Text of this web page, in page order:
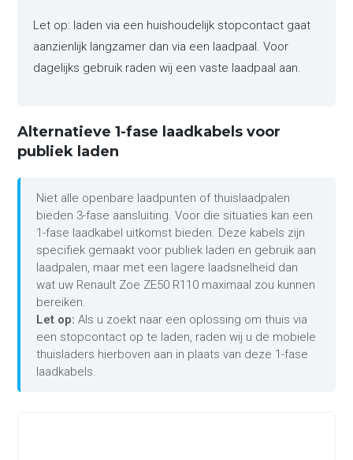
Let op: laden via een huishoudelijk stopcontact gaat
aanzienlijk langzamer dan via een laadpaal. Voor
dagelijks gebruik raden wij een vaste laadpaal aan.
Alternatieve 1-fase laadkabels voor
publiek laden
Niet alle openbare laadpunten of thuislaadpalen
bieden 3-fase aansluiting. Voor die situaties kan een
1-fase laadkabel uitkomst bieden. Deze kabels zijn
specifiek gemaakt voor publiek laden en gebruik aan
laadpalen, maar met een lagere laadsnelheid dan
wat uw Renault Zoe ZE50 R110 maximaal zou kunnen
bereiken.
Let op: Als u zoekt naar een oplossing om thuis via
een stopcontact op te laden, raden wij u de mobiele
thuisladers hierboven aan in plaats van deze 1-fase
laadkabels.